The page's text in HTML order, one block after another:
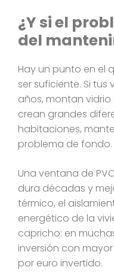
¿Y si el
del
Hay un punto en el
ser suficiente. Si
años, montan
crean grandes
habitaciones,
problema de fondo.
Una ventana de
dura décadas y
térmico, el
energético de la
capricho: en
inversión con
por euro invertido.